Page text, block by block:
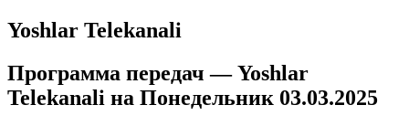
Yoshlar Telekanali
Программа передач —Yoshlar
Telekanali на Понедельник 03.03.2025